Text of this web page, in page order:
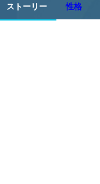
ストーリー 性格